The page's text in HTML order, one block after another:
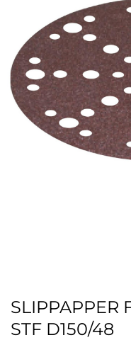
SLIPPAPPER
STF D150/48